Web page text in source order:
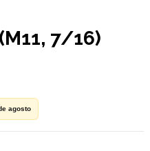
7/16)
agosto